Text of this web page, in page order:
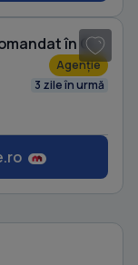
Apartament cu 4 camere semidecomandat în Central
Agenție
3 zile în urmă